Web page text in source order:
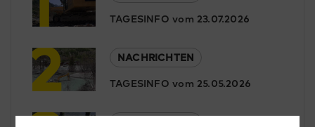
TAGESINFO vom 23.07.2026
2
NACHRICHTEN
TAGESINFO vom 25.05.2026